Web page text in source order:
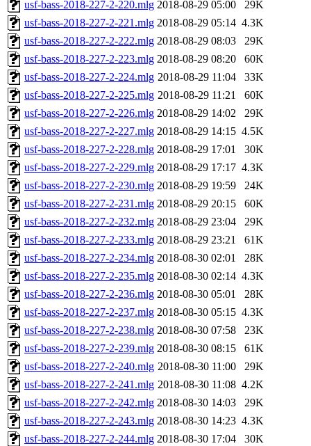
usf-bass-2018-227-2-220.mlg 2018-08-29 05:00
29K
usf-bass-2018-227-2-221.mlg 2018-08-29 05:14 4.3K
usf-bass-2018-227-2-222.mlg 2018-08-29 08:03
29K
usf-bass-2018-227-2-223.mlg 2018-08-29 08:20
60K
usf-bass-2018-227-2-224.mlg 2018-08-29 11:04
33K
usf-bass-2018-227-2-225.mlg 2018-08-29 11:21
60K
usf-bass-2018-227-2-226.mlg 2018-08-29 14:02
29K
usf-bass-2018-227-2-227.mlg 2018-08-29 14:15 4.5K
usf-bass-2018-227-2-228.mlg 2018-08-29 17:01
30K
usf-bass-2018-227-2-229.mlg 2018-08-29 17:17 4.3K
usf-bass-2018-227-2-230.mlg 2018-08-29 19:59
24K
usf-bass-2018-227-2-231.mlg 2018-08-29 20:15
60K
usf-bass-2018-227-2-232.mlg 2018-08-29 23:04
29K
usf-bass-2018-227-2-233.mlg 2018-08-29 23:21
61K
usf-bass-2018-227-2-234.mlg 2018-08-30 02:01
28K
usf-bass-2018-227-2-235.mlg 2018-08-30 02:14 4.3K
usf-bass-2018-227-2-236.mlg 2018-08-30 05:01
28K
usf-bass-2018-227-2-237.mlg 2018-08-30 05:15 4.3K
usf-bass-2018-227-2-238.mlg 2018-08-30 07:58
23K
usf-bass-2018-227-2-239.mlg 2018-08-30 08:15
61K
usf-bass-2018-227-2-240.mlg 2018-08-30 11:00
29K
usf-bass-2018-227-2-241.mlg 2018-08-30 11:08 4.2K
usf-bass-2018-227-2-242.mlg 2018-08-30 14:03
29K
usf-bass-2018-227-2-243.mlg 2018-08-30 14:23 4.3K
usf-bass-2018-227-2-244.mlg 2018-08-30 17:04
30K